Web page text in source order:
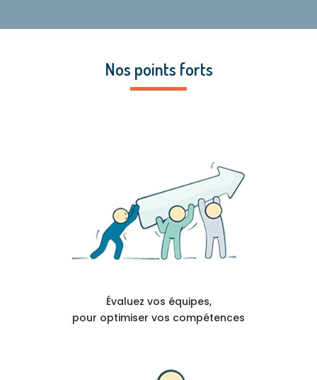
Nos points forts
Évaluez vos équipes,
pour optimiser vos compétences